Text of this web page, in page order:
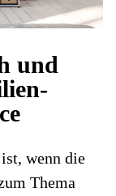
und
wenn die
Thema